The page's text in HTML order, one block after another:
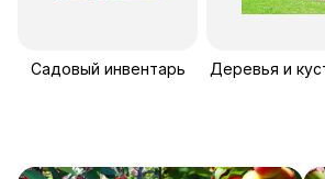
Садовый инвентарь Деревья и